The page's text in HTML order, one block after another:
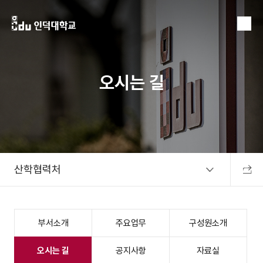
오시는 길
산학협력처 공유하
부서소개 주요업무 구성원소개
오시는 길 공지사항 자료실